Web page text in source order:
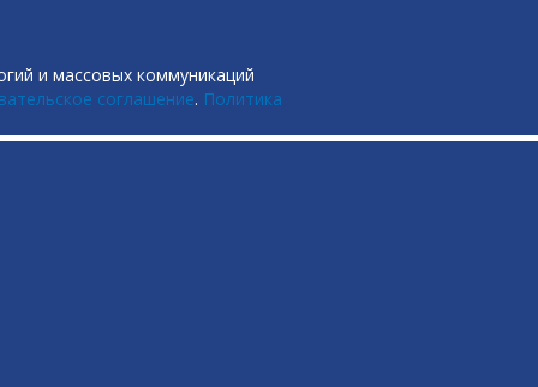
и массовых коммуникаций
соглашение. Политика